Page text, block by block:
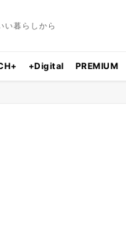
い暮らしから
+Digital PREMIUM